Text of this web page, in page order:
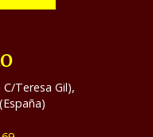
Teresa Gil),
(España)